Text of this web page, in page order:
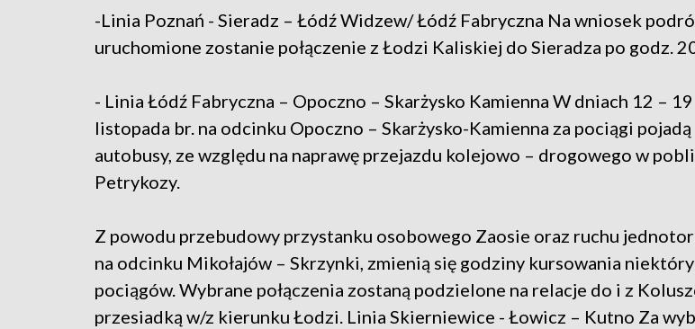
-Linia Poznań - Sieradz – Łódź Widzew/ Łódź Fabryczna Na wniosek
uruchomione zostanie połączenie z Łodzi Kaliskiej do Sieradza po godz.
- Linia Łódź Fabryczna – Opoczno – Skarżysko Kamienna W dniach 12 – 19
listopada br. na odcinku Opoczno – Skarżysko-Kamienna za pociągi pojadą
autobusy, ze względu na naprawę przejazdu kolejowo – drogowego w
Petrykozy.
Z powodu przebudowy przystanku osobowego Zaosie oraz ruchu
na odcinku Mikołajów – Skrzynki, zmienią się godziny kursowania
pociągów. Wybrane połączenia zostaną podzielone na relacje do i z
przesiadką w/z kierunku Łodzi. Linia Skierniewice - Łowicz – Kutno Za